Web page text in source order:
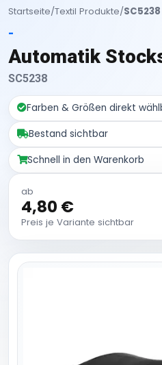
Startseite/Textil Produkte/SC5238
-
Automatik
SC5238
Farben & Größen direkt
Bestand sichtbar
Schnell in den Warenkorb
ab
4,80 €
Preis je Variante sichtbar